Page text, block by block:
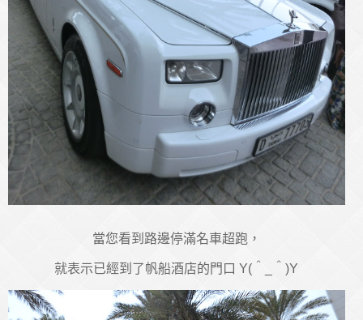
當您看到路邊停滿名車超跑，
就表示已經到了帆船酒店的門口 Y(＾_＾)Y